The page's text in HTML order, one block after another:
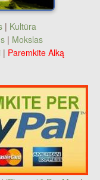
| Kultūra
| Mokslas
| Paremkite Alką